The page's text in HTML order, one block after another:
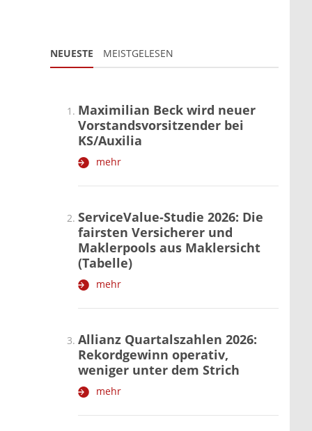
NEUESTE MEISTGELESEN
Maximilian Beck wird neuer
Vorstandsvorsitzender bei
KS/Auxilia
mehr
ServiceValue-Studie 2026: Die
fairsten Versicherer und
Maklerpools aus Maklersicht
(Tabelle)
mehr
Allianz Quartalszahlen 2026:
Rekordgewinn operativ,
weniger unter dem Strich
mehr